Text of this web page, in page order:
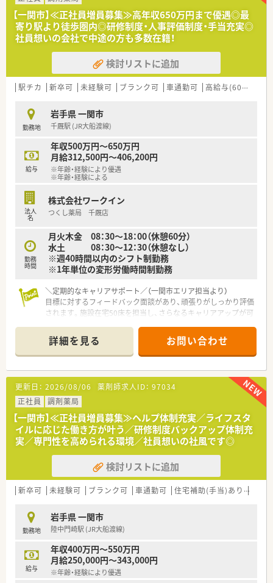
■現在は常勤薬剤師が2名と医療事務スタッフが2名在籍してお
り協力しながら日々の業務に取り組んでおります。
【求人情報について】
■今回は正社員としての勤務薬剤師の募集でありご経験やスキ
ルに応じて年収400万円から550万円の提示となります。
■原則として転居を伴うような全国転勤はなく住み慣れた地域
で腰を据えて長期的なキャリアを築きたい方に最適です。
があり年末年始や慶弔休暇などもしっかり取得可能です。
【想定されるキャリアイメージ】
■定期的なフィードバック面談を通じてご自身の目標達成状況
を確認し着実にステップアップを図ることができる制度です。
■現場での経験を積んだ後はご希望や適性に応じて管理薬剤師
やエリアマネージャーなど責任ある役職への挑戦も可能です。
継続的な学習をサポートする体制があり専門性を高められま
す。
【一関市】≪正社員増員募集≫高年収650万円まで優遇◎最
寄り駅より徒歩圏内◎研修制度・人事評価制度・手当充実◎
社員想いの会社で中途の方も多数在籍！
検討リストに追加
駅チカ 新卒可 未経験可 ブランク可 車通勤可 高給与(600万円以上)
勤務地
岩手県 一関市
千厩駅 (JR大船渡線)
給与
年収500万円～650万円
月給312,500円～406,200円
※年齢・経験により優遇
※年齢・経験による
法人
名
株式会社ワークイン
つくし薬局 千厩店
勤務
時間
月火木金 08：30～18：00（休憩60分）
水土 08：30～12：30（休憩なし）
※週40時間以内のシフト制勤務
※1年単位の変形労働時間制勤務
＼定期的なキャリアサポート／（一関市エリア担当より）
目標に対するフィードバック面談があり、頑張りがしっかり評価
されます。施設在宅50床を担当し、さらなるキャリアアップが可
＊------------------------------------------＊
【店舗情報と応需状況について】
■JR大船渡線の千厩駅から徒歩10分ほどの場所に位置しお車で
の通勤も大変便利な調剤薬局でございます。
■近隣医療機関から内科や脳神経内科の処方箋を1日あたり約
60枚応需しているほか施設在宅も担当します。
■現在は常勤薬剤師が2名と医療事務スタッフ2名が在籍してお
り協力しながら日々の業務に取り組んでおります。
【法人特徴について】
■岩手県内に本社を置き地域に根差した店舗展開を続けている
調剤薬局チェーンであり成長を続ける優良企業です。
■社員一人ひとりの生活を尊重する温かい社風があり一方的な
異動や無理な働き方を強いることはありません。
風通しの良い環境の中でモチベーション高く働けます。
【想定されるキャリアイメージ】
■定期的なフィードバック面談を通じてご自身の目標達成状況
を確認し着実にステップアップを図ることができます。
■現場での経験を積んだ後はご希望や適性に応じて管理薬剤師
やエリアマネージャーなどへの挑戦も可能です。
詳細を見る お問い合わせ
更新日： 2026/08/06 薬剤師求人ID： 97034
正社員
調剤薬局
【一関市】≪正社員増員募集≫ヘルプ体制充実／ライフスタ
イルに応じた働き方が叶う／研修制度バックアップ体制充
実／専門性を高められる環境／社員想いの社風です◎
検討リストに追加
新卒可 未経験可 ブランク可 車通勤可 住宅補助(手当)あり
勤務地
岩手県 一関市
陸中門崎駅 (JR大船渡線)
給与
年収400万円～550万円
月給250,000円～343,000円
※年齢・経験により優遇